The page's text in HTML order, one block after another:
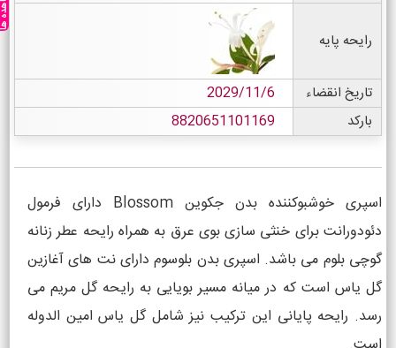
رایحه پایه
تاریخ انقضاء
2029/11/6
بارکد
8820651101169
اسپری خوشبوکننده بدن جکوین Blossom دارای فرمول
دئودورانت برای خنثی سازی بوی عرق به همراه رایحه عطر زنانه
گوچی بلوم می باشد. اسپری بدن بلوسوم دارای نت های آغازین
گل یاس است که در میانه مسیر بویایی به رایحه گل مریم می
رسد. رایحه پایانی این ترکیب نیز شامل گل یاس امین الدوله